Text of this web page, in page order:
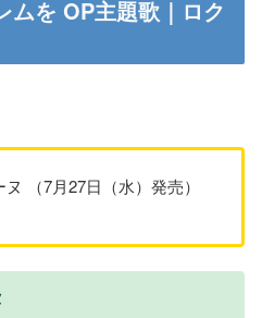
ムを OP主題歌｜ロク
（7月27日（水）発売）